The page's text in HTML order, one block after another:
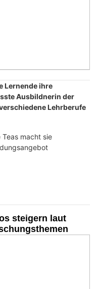
Lernende ihre
Ausbildnerin der
Lehrberufe
macht sie
steigern laut